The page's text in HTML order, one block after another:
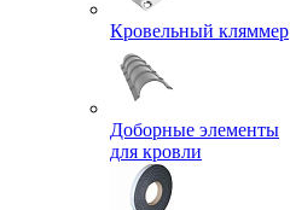
Кровельный кляммер
Доборные элементы
для кровли